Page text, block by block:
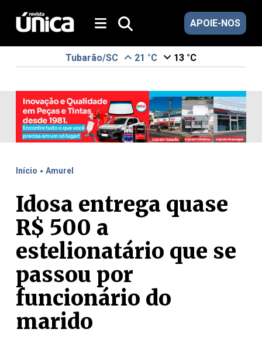
APOIE-NOS
Tubarão/SC 21 °C 13 °C
Início . Amurel
Idosa entrega quase
R$ 500 a
estelionatário que se
passou por
funcionário do
marido